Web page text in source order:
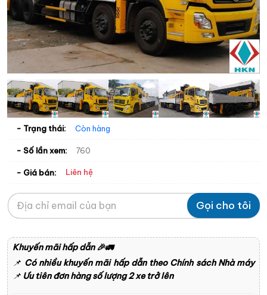
- Trạng thái: Còn hàng
- Số lần xem: 760
- Giá bán: Liên hệ
Gọi cho tôi
Khuyến mãi hấp dẫn🎉🚛
📌 Có nhiều khuyến mãi hấp dẫn theo Chính sách Nhà máy
📌 Ưu tiên đơn hàng số lượng 2 xe trở lên